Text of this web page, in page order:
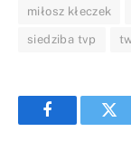
miłosz kłeczek
siedziba tvp
Facebook